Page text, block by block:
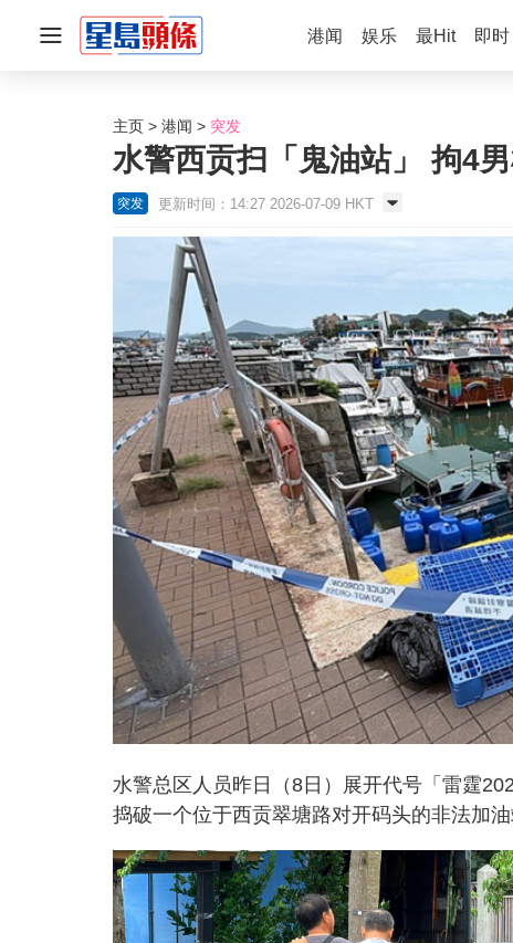
港闻 娱乐 最Hit 即时
主页 港闻 突发
水警西贡扫「鬼油站」 拘4
突发 更新时间：14:27 2026-07-09 HKT
水警总区人员昨日（8日）展开代号「雷霆
捣破一个位于西贡翠塘路对开码头的非法加油